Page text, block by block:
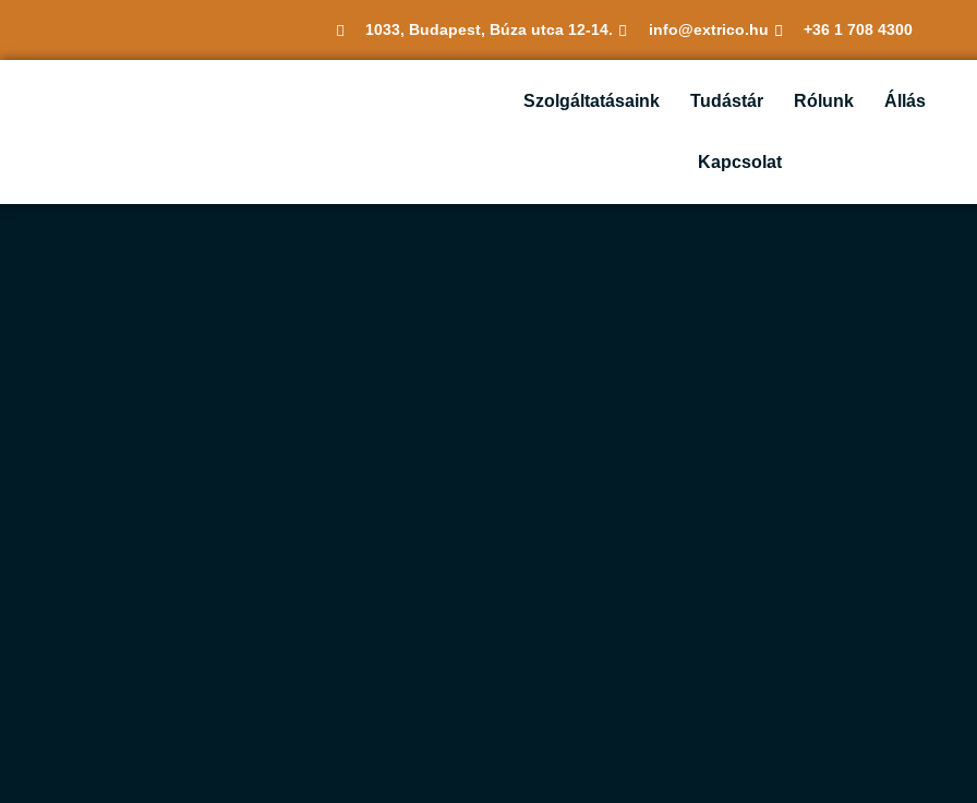
1033, Budapest, Búza utca 12-14. info@extrico.hu +36 1 708 4300
Szolgáltatásaink Tudástár Rólunk Állás
Kapcsolat